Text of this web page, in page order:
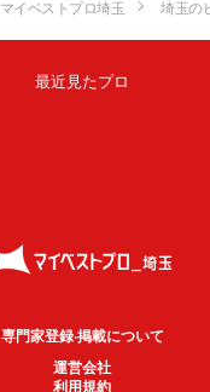
マイベストプロ埼玉 埼玉の
最近見たプロ
専門家登録·掲載について
運営会社
利用規約